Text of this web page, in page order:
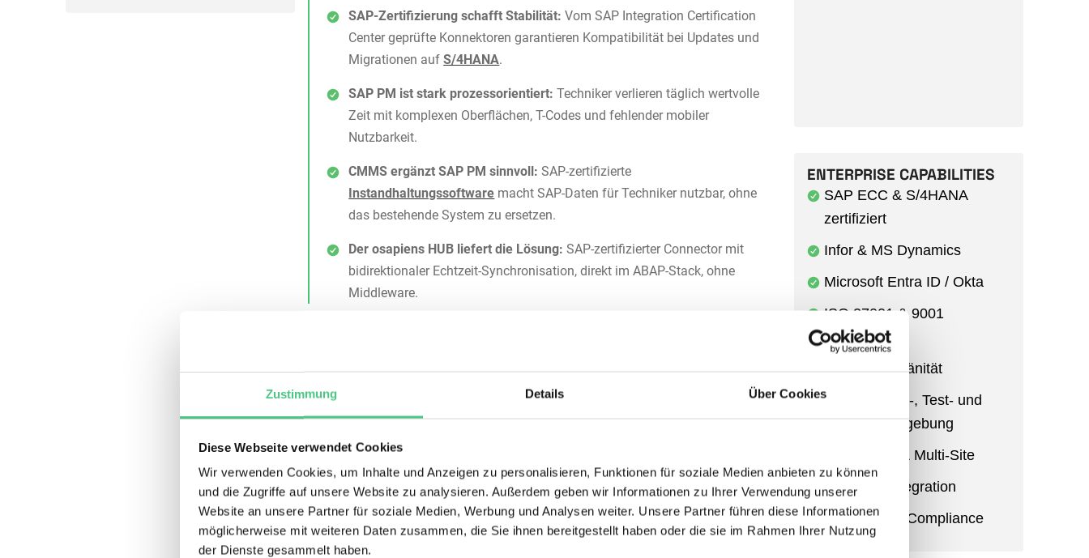
Zustimmung Details Über Cookies
Diese Webseite verwendet Cookies
Wir verwenden Cookies, um Inhalte und Anzeigen zu personalisieren, Funktionen für soziale Medien anbieten zu können
und die Zugriffe auf unsere Website zu analysieren. Außerdem geben wir Informationen zu Ihrer Verwendung unserer
Website an unsere Partner für soziale Medien, Werbung und Analysen weiter. Unsere Partner führen diese Informationen
möglicherweise mit weiteren Daten zusammen, die Sie ihnen bereitgestellt haben oder die sie im Rahmen Ihrer Nutzung
der Dienste gesammelt haben.
SAP-Zertifizierung schafft Stabilität: Vom SAP Integration Certification
Center geprüfte Konnektoren garantieren Kompatibilität bei Updates und
Migrationen aufS/4HANA.
SAP PM ist stark prozessorientiert: Techniker verlieren täglich wertvolle
Zeit mit komplexen Oberflächen, T-Codes und fehlender mobiler
Nutzbarkeit.
CMMS ergänzt SAP PM sinnvoll: SAP-zertifizierte
Instandhaltungssoftware macht SAP-Daten für Techniker nutzbar, ohne
das bestehende System zu ersetzen.
Der osapiens HUB liefert die Lösung: SAP-zertifizierter Connector mit
bidirektionaler Echtzeit-Synchronisation, direkt im ABAP-Stack, ohne
Middleware.
Instandhaltungssoftware?
SAP PM (Plant Maintenance)
Arbeitsaufträge, Wartungspläneund Störmeldungen. SAP EAM (Enterprise Asset
Management) geht einen Schritt weiter und bildet den erweiterten Rahmen für
Lifecycle-Management, Analytics und strategische Anlagensteuerung.
Doch wo stößt SAP PM im Alltag an seine Grenzen?
ENTERPRISE CAPABILITIES
SAP ECC & S/4HANA
zertifiziert
Infor & MS Dynamics
Microsoft Entra ID / Okta
ISO 27001 & 9001
EU-Cloud ·
Datensouveränität
Entwicklungs-, Test- und
Produktivumgebung
Multi-Entity & Multi-Site
Power BI Integration
Audit Trail & Compliance